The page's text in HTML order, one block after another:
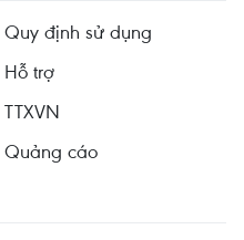
Quy định sử dụng
Hỗ trợ
TTXVN
Quảng cáo